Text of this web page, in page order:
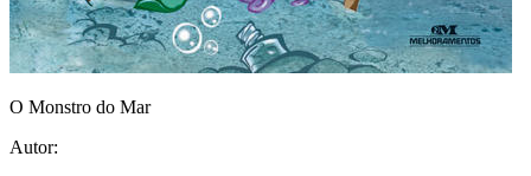
O Monstro do Mar
Autor: